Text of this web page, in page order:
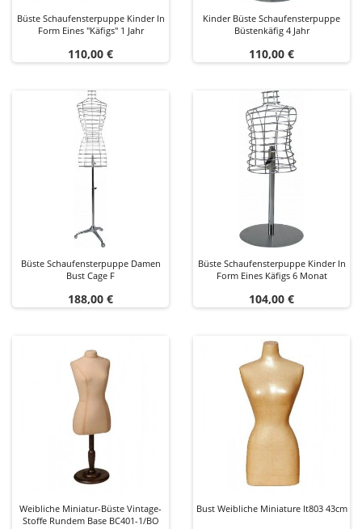
Büste Schaufensterpuppe Kinder In
Form Eines "Käfigs" 1 Jahr
Preis
110,00 €
Kinder Büste Schaufensterpuppe
Büstenkäfig 4 Jahr
Preis
110,00 €
Büste Schaufensterpuppe Damen
Bust Cage F
Preis
188,00 €
Büste Schaufensterpuppe Kinder In
Form Eines Käfigs 6 Monat
Preis
104,00 €
Weibliche Miniatur-Büste Vintage-
Stoffe Rundem Base BC401-1/BO
Bust Weibliche Miniature It803 43cm